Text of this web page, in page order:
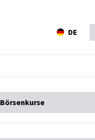
DE
Börsenkurse